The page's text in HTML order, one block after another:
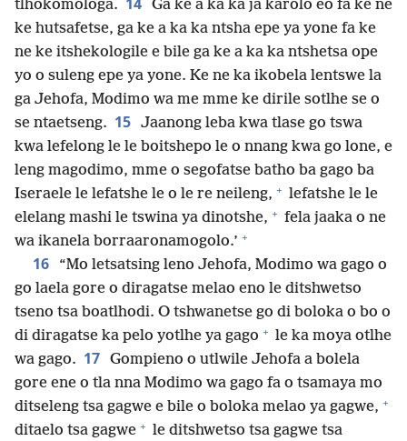
tlhokomologa.
Ga ke a ka ka ja karolo eo fa ke ne
ke hutsafetse, ga ke a ka ka ntsha epe ya yone fa ke
ne ke itshekologile e bile ga ke a ka ka ntshetsa ope
yo o suleng epe ya yone. Ke ne ka ikobela lentswe la
ga Jehofa, Modimo wa me mme ke dirile sotlhe se o
se ntaetseng. 15 Jaanong leba kwa tlase go tswa
kwa lefelong le le boitshepo le o nnang kwa go lone, e
leng magodimo, mme o segofatse batho ba gago ba
Iseraele le lefatshe le o le re neileng, + lefatshe le le
elelang mashi le tswina ya dinotshe, + fela jaaka o ne
wa ikanela borraaronamogolo.’ +
16
“Mo letsatsing leno Jehofa, Modimo wa gago o
go laela gore o diragatse melao eno le ditshwetso
tseno tsa boatlhodi. O tshwanetse go di boloka o bo o
di diragatse ka pelo yotlhe ya gago + le ka moya otlhe
wa gago. 17 Gompieno o utlwile Jehofa a bolela
gore ene o tla nna Modimo wa gago fa o tsamaya mo
ditseleng tsa gagwe e bile o boloka melao ya gagwe, +
ditaelo tsa gagwe + le ditshwetso tsa gagwe tsa